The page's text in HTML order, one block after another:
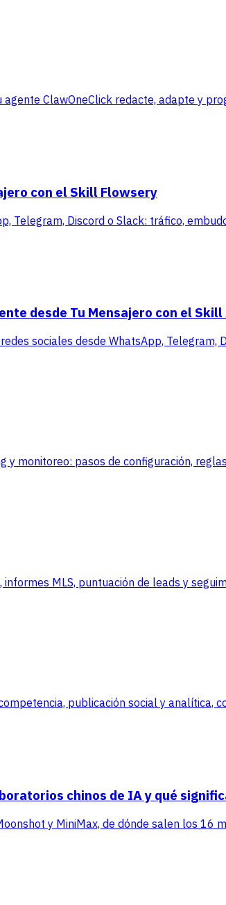
ClawOneClick redacte, adapte y
con el Skill Flowsery
Discord o Slack: tráfico,
desde Tu Mensajero con el
sociales desde WhatsApp, Telegram,
monitoreo: pasos de configuración,
MLS, puntuación de leads y
publicación social y analítica,
chinos de IA y qué
y MiniMax, de dónde salen los 16